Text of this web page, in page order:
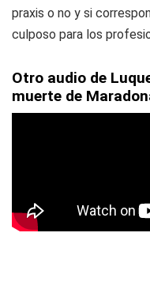
praxis o no y si
culposo para los
Otro audio de
muerte de